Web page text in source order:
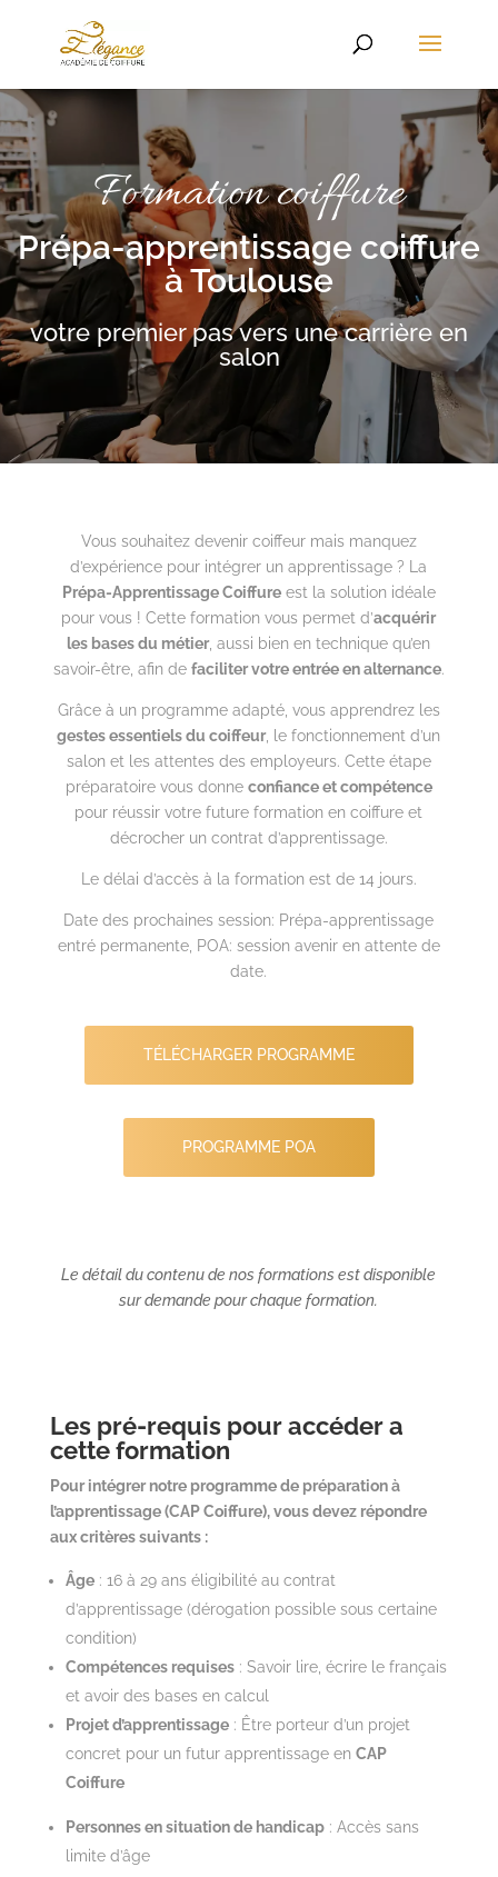
Formation coiffure
Prépa-apprentissage coiffure
à Toulouse
votre premier pas vers une carrière en
salon
Vous souhaitez devenir coiffeur mais manquez
d’expérience pour intégrer un apprentissage ? La
Prépa-Apprentissage Coiffureest la solution idéale
pour vous ! Cette formation vous permet d’acquérir
les bases du métier, aussi bien en technique qu’en
savoir-être, afin de faciliter votre entrée en alternance.
Grâce à un programme adapté, vous apprendrez les
gestes essentiels du coiffeur, le fonctionnement d’un
salon et les attentes des employeurs. Cette étape
préparatoire vous donne confiance et compétence
pour réussir votre future formation en coiffure et
décrocher un contrat d’apprentissage.
Le délai d’accès à la formation est de 14 jours.
Date des prochaines session: Prépa-apprentissage
entré permanente, POA: session avenir en attente de
date.
TÉLÉCHARGER PROGRAMME
PROGRAMME POA
Le détail du contenu de nos formations est disponible
sur demande pour chaque formation.
Les pré-requis pour accéder a
cette formation
Pour intégrer notre programme de préparation à
l’apprentissage (CAP Coiffure), vous devez répondre
aux critères suivants :
Âge: 16 à 29 ans éligibilité au contrat
d’apprentissage (dérogation possible sous certaine
condition)
Compétences requises: Savoir lire, écrire le français
et avoir des bases en calcul
Projet d’apprentissage: Être porteur d’un projet
concret pour un futur apprentissage en CAP
Coiffure
Personnes en situation de handicap: Accès sans
limite d’âge